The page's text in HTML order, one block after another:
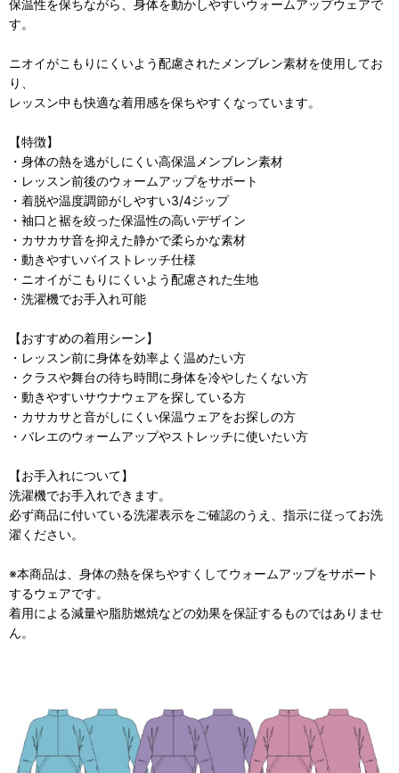
保温性を保ちながら、身体を動かしやすいウォームアップウェアで
す。
ニオイがこもりにくいよう配慮されたメンブレン素材を使用してお
り、
レッスン中も快適な着用感を保ちやすくなっています。
【特徴】
・身体の熱を逃がしにくい高保温メンブレン素材
・レッスン前後のウォームアップをサポート
・着脱や温度調節がしやすい3/4ジップ
・袖口と裾を絞った保温性の高いデザイン
・カサカサ音を抑えた静かで柔らかな素材
・動きやすいバイストレッチ仕様
・ニオイがこもりにくいよう配慮された生地
・洗濯機でお手入れ可能
【おすすめの着用シーン】
・レッスン前に身体を効率よく温めたい方
・クラスや舞台の待ち時間に身体を冷やしたくない方
・動きやすいサウナウェアを探している方
・カサカサと音がしにくい保温ウェアをお探しの方
・バレエのウォームアップやストレッチに使いたい方
【お手入れについて】
洗濯機でお手入れできます。
必ず商品に付いている洗濯表示をご確認のうえ、指示に従ってお洗
濯ください。
※本商品は、身体の熱を保ちやすくしてウォームアップをサポート
するウェアです。
着用による減量や脂肪燃焼などの効果を保証するものではありませ
ん。